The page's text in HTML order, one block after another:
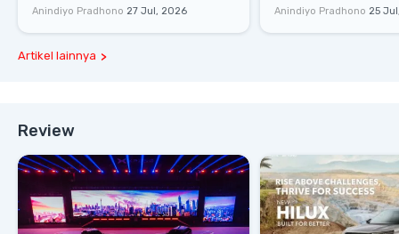
Senyap
Anindiyo Pradhono 27 Jul, 2026
di Sirkuit Mandalika
Anindiyo Pradhono 25
Artikel lainnya
Review